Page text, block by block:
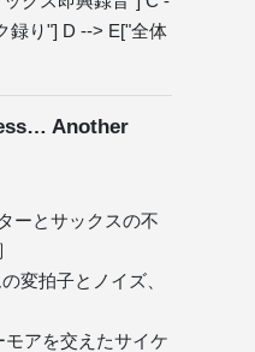
録り"] D --> E["全体
Another
ーとサックスの不
変拍子とノイズ、
モアを交えたサイケ